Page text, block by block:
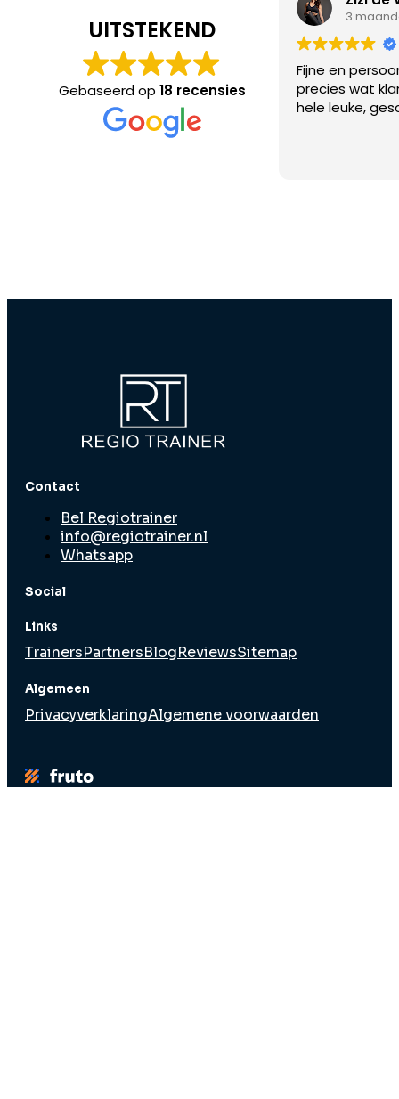
UITSTEKEND
Gebaseerd op 18 recensies
3
Fijne en
precies wat
hele leuke,
Contact
Bel Regiotrainer
info@regiotrainer.nl
Whatsapp
Social
Links
TrainersPartnersBlogReviewsSitemap
Algemeen
PrivacyverklaringAlgemene voorwaarden